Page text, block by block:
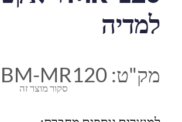
למדיה
סקור מוצר זה
מק"ט: BM-MR120